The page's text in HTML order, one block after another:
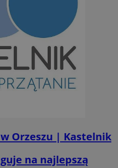
Orzeszu | Kastelnik
na najlepszą